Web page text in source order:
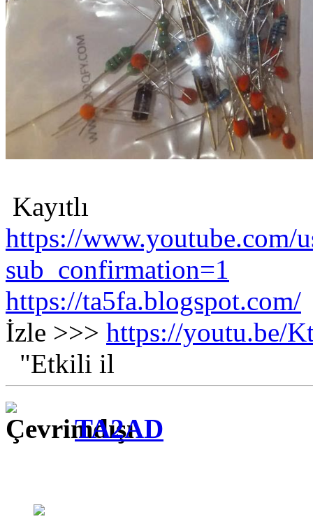
Kayıtlı
https://www.youtube.com/
sub_confirmation=1
https://ta5fa.blogspot.com/
İzle >>> https://youtu.be/
"Etkili il
TA2AD